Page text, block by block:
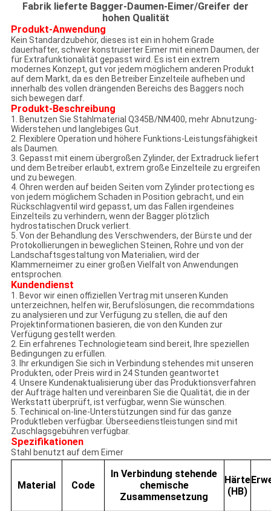
Fabrik lieferte Bagger-Daumen-Eimer/Greifer der
hohen Qualität
Produkt-Anwendung
Kein Standardzubehör, dieses ist ein in hohem Grade
dauerhafter, schwer konstruierter Eimer mit einem Daumen, der
für Extrafunktionalität gepasst wird. Es ist ein extrem
modernes Konzept, gut vor jedem möglichem anderen Produkt
auf dem Markt, da es den Betreiber Einzelteile aufheben und
innerhalb des vollen drängenden Bereichs des Baggers noch
sich bewegen darf.
Produkt-Beschreibung
1. Benutzen Sie Stahlmaterial Q345B/NM400, mehr Abnutzung-
Widerstehen und langlebiges Gut.
2. Flexiblere Operation und höhere Funktions-Leistungsfähigkeit
als Daumen.
3. Gepasst mit einem übergroßen Zylinder, der Extradruck liefert
und dem Betreiber erlaubt, extrem große Einzelteile zu ergreifen
und zu bewegen.
4. Ohren werden auf beiden Seiten vom Zylinder protectiong es
von jedem möglichem Schaden in Position gebracht, und ein
Rückschlagventil wird gepasst, um das Fallen irgendeines
Einzelteils zu verhindern, wenn der Bagger plötzlich
hydrostatischen Druck verliert.
5. Von der Behandlung des Verschwenders, der Bürste und der
Protokollierungen in beweglichen Steinen, Rohre und von der
Landschaftsgestaltung von Materialien, wird der
Klammerneimer zu einer großen Vielfalt von Anwendungen
entsprochen.
Kundendienst
1. Bevor wir einen offiziellen Vertrag mit unseren Kunden
unterzeichnen, helfen wir, Berufslösungen, die recommdations
zu analysieren und zur Verfügung zu stellen, die auf den
Projektinformationen basieren, die von den Kunden zur
Verfügung gestellt werden.
2. Ein erfahrenes Technologieteam sind bereit, Ihre speziellen
Bedingungen zu erfüllen.
3. Ihr erkundigen Sie sich in Verbindung stehendes mit unseren
Produkten, oder Preis wird in 24 Stunden geantwortet
4. Unsere Kundenaktualisierung über das Produktionsverfahren
der Aufträge halten und vereinbaren Sie die Qualität, die in der
Werkstatt überprüft, ist verfügbar, wenn Sie wünschen.
5. Techinical on-line-Unterstützungen sind für das ganze
Produktleben verfügbar. Überseedienstleistungen sind mit
Zuschlagsgebühren verfügbar.
Spezifikationen
Stahl benutzt auf dem Eimer
Material Code
In Verbindung stehende
chemische
Zusammensetzung
Härte
(HB)